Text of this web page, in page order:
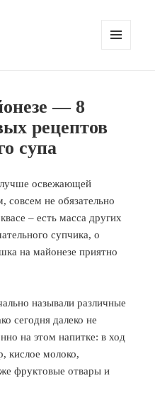
— 8
рецептов
супа
освежающей
не обязательно
– есть масса других
супчика, о
на майонезе приятно
называли различные
сегодня далеко не
на этом напитке: в ход
кислое молоко,
фруктовые отвары и